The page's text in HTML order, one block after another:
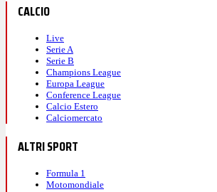
CALCIO
Live
Serie A
Serie B
Champions League
Europa League
Conference League
Calcio Estero
Calciomercato
ALTRI SPORT
Formula 1
Motomondiale